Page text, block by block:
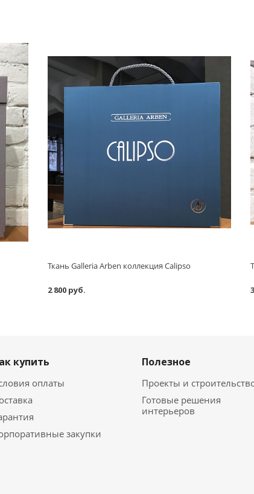
Ткань Galleria Arben коллекция Calipso
2 800 руб.
купить
оплаты
закупки
Полезное
Проекты и
Готовые решения
интерьеров